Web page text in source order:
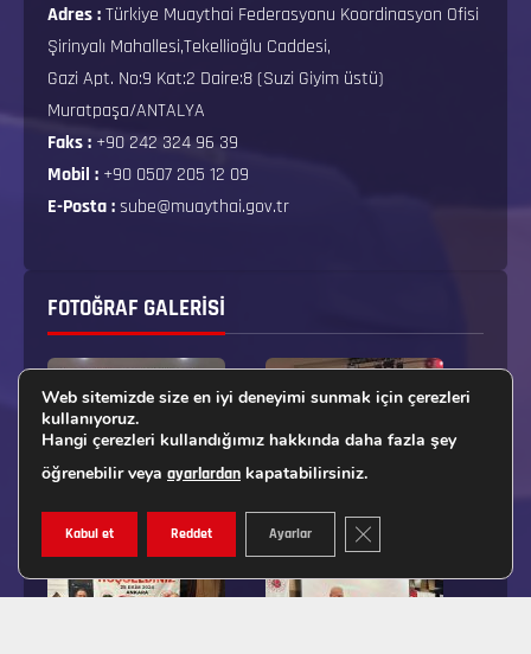
Adres :Türkiye Muaythai Federasyonu Koordinasyon Ofisi
Şirinyalı Mahallesi,Tekellioğlu Caddesi,
Gazi Apt. No:9 Kat:2 Daire:8 (Suzi Giyim üstü)
Muratpaşa/ANTALYA
Faks : +90 242 324 96 39
Mobil : +90 0507 205 12 09
E-Posta :sube@muaythai.gov.tr
FOTOĞRAF GALERISI
Web sitemizde size en iyi deneyimi sunmak için çerezleri
kullanıyoruz.
Hangi çerezleri kullandığımız hakkında daha fazla şey
öğrenebilir veya ayarlardan kapatabilirsiniz.
Kabul et Reddet Ayarlar GDPR ÇEREZ ŞERIDINI